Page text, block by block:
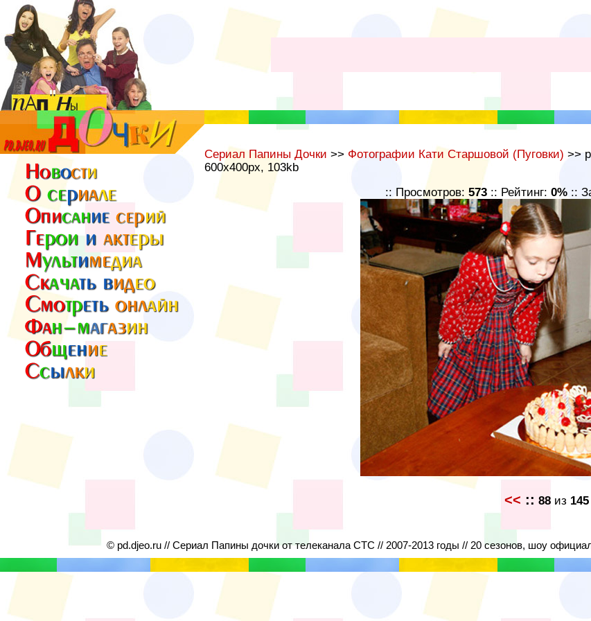
Сериал Папины Дочки >> Фотографии Кати Старшовой (Пуговки) >>
600x400px, 103kb
:: Просмотров: 573 :: Рейтинг: 0% ::
<< :: 88 из 145
© pd.djeo.ru // Сериал Папины дочки от телеканала СТС // 2007-2013 годы // 20 сезонов, шоу